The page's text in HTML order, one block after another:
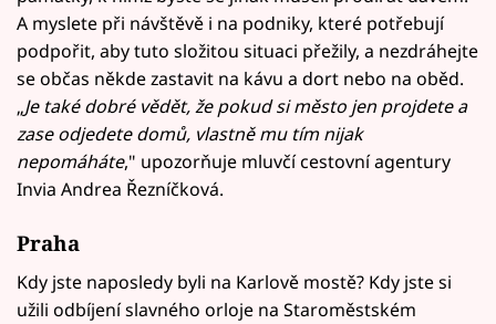
A myslete při návštěvě i na podniky, které potřebují
podpořit, aby tuto složitou situaci přežily, a nezdráhejte
se občas někde zastavit na kávu a dort nebo na oběd.
„Je také dobré vědět, že pokud si město jen projdete a
zase odjedete domů, vlastně mu tím nijak
nepomáháte," upozorňuje mluvčí cestovní agentury
Invia Andrea Řezníčková.
Praha
Kdy jste naposledy byli na Karlově mostě? Kdy jste si
užili odbíjení slavného orloje na Staroměstském